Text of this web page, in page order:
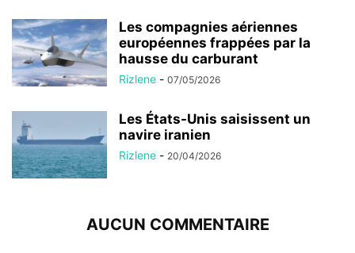
Les compagnies aériennes
européennes frappées par la
hausse du carburant
Rizlene - 07/05/2026
Les États-Unis saisissent un
navire iranien
Rizlene - 20/04/2026
AUCUN COMMENTAIRE